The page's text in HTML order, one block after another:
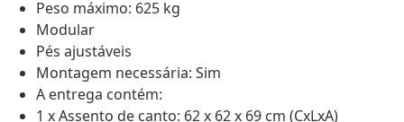
Peso máximo: 625 kg
Modular
Pés ajustáveis
Montagem necessária: Sim
A entrega contém:
1 x Assento de canto: 62 x 62 x 69 cm (CxLxA)